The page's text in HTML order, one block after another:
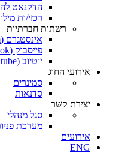
הדקנאט
רכזי/ות
רשתות חברתיות
אינסטגרם (Instagram)
פייסבוק (Facebook)
יוטיוב (Youtube)
אירועי החוג
סמינרים
סדנאות
יצירת קשר
סגל מנהלי
מערכת
אירועים
ENG